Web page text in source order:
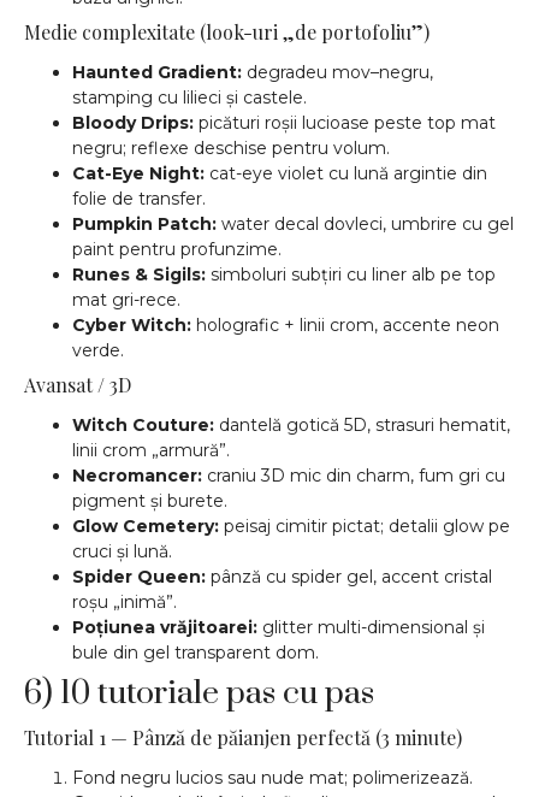
Medie complexitate (look-uri „de portofoliu”)
Haunted Gradient: degradeu mov–negru,
stamping cu lilieci și castele.
Bloody Drips: picături roșii lucioase peste top mat
negru; reflexe deschise pentru volum.
Cat-Eye Night: cat-eye violet cu lună argintie din
folie de transfer.
Pumpkin Patch: water decal dovleci, umbrire cu gel
paint pentru profunzime.
Runes & Sigils: simboluri subțiri cu liner alb pe top
mat gri-rece.
Cyber Witch: holografic + linii crom, accente neon
verde.
Avansat / 3D
Witch Couture: dantelă gotică 5D, strasuri hematit,
linii crom „armură”.
Necromancer: craniu 3D mic din charm, fum gri cu
pigment și burete.
Glow Cemetery: peisaj cimitir pictat; detalii glow pe
cruci și lună.
Spider Queen: pânză cu spider gel, accent cristal
roșu „inimă”.
Poțiunea vrăjitoarei: glitter multi-dimensional și
bule din gel transparent dom.
6) 10 tutoriale pas cu pas
Tutorial 1 — Pânză de păianjen perfectă (3 minute)
Fond negru lucios sau nude mat; polimerizează.